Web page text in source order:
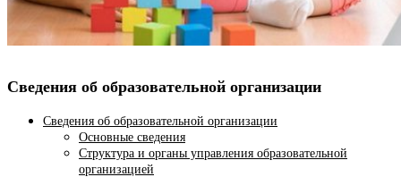
Сведения об образовательной организации
Сведения об образовательной организации
Основные сведения
Структура и органы управления образовательной
организацией